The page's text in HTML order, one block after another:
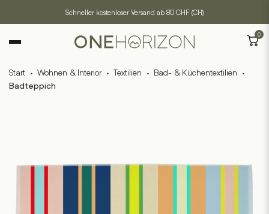
Schneller kostenloser Versand ab 80 CHF (CH)
0
Start · Wohnen & Interior · Textilien · Bad- & Küchentextilien ·
Badteppich